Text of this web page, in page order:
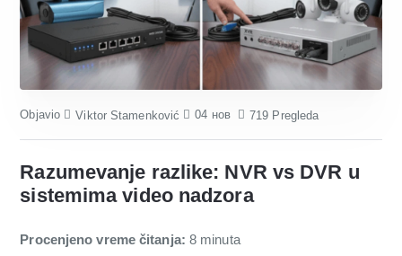
Objavio Viktor Stamenković 04 нов 719 Pregleda
Razumevanje razlike: NVR vs DVR u
sistemima video nadzora
Procenjeno vreme čitanja: 8 minuta